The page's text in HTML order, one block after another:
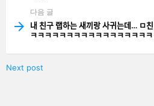
다음 글
내 친구 랩하는 새끼랑
ㅋㅋㅋㅋㅋㅋㅋㅋㅋㅋㅋㅋㅋㅋㅋㅋ
Next post